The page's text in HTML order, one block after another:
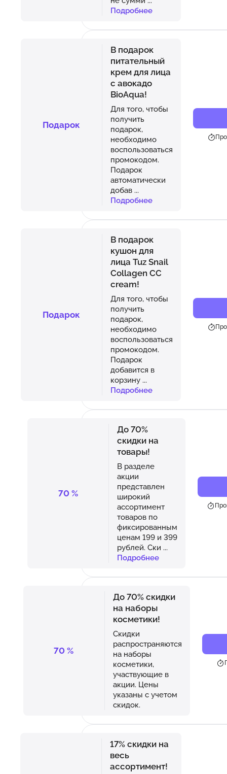
Подробнее
Подарок
В подарок
питательный
крем для лица
с авокадо
BioAqua!
Для того, чтобы
получить
подарок,
необходимо
воспользоваться
промокодом.
Подарок
автоматически
добав ...
Подробнее
Подарок
В подарок
кушон для
лица Tuz Snail
Collagen CC
cream!
Для того, чтобы
получить
подарок,
необходимо
воспользоваться
промокодом.
Подарок
добавится в
корзину ...
Подробнее
70 %
До 70%
скидки на
товары!
В разделе
акции
представлен
широкий
ассортимент
товаров по
фиксированным
ценам 199 и 399
рублей. Ски ...
Подробнее
70 %
До 70% скидки
на наборы
косметики!
Скидки
распространяются
на наборы
косметики,
участвующие в
акции. Цены
указаны с учетом
скидок.
17% скидки на
весь
ассортимент!